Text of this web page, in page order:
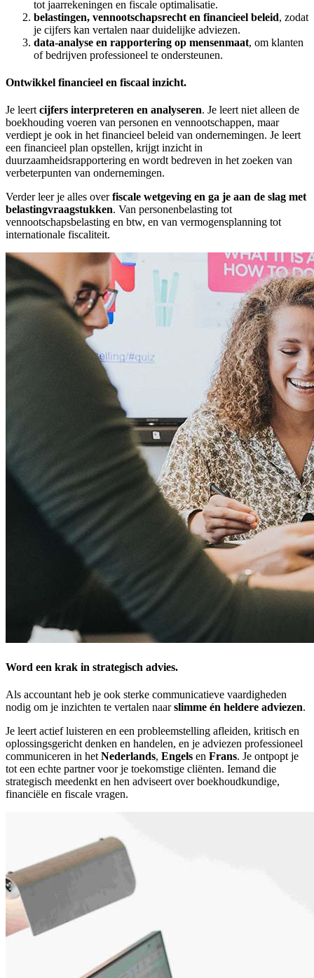
tot jaarrekeningen en fiscale optimalisatie.
belastingen, vennootschapsrecht en financieel beleid, zodat
je cijfers kan vertalen naar duidelijke adviezen.
data-analyse en rapportering op mensenmaat, om klanten
of bedrijven professioneel te ondersteunen.
Ontwikkel financieel en fiscaal inzicht.
Je leert cijfers interpreteren en analyseren. Je leert niet alleen de
boekhouding voeren van personen en vennootschappen, maar
verdiept je ook in het financieel beleid van ondernemingen. Je leert
een financieel plan opstellen, krijgt inzicht in
duurzaamheidsrapportering en wordt bedreven in het zoeken van
verbeterpunten van ondernemingen.
Verder leer je alles overfiscale wetgeving en ga je aan de slag met
belastingvraagstukken. Van personenbelasting tot
vennootschapsbelasting en btw, en van vermogensplanning tot
internationale fiscaliteit.
Word een krak in strategisch advies.
Als accountant heb je ook sterke communicatieve vaardigheden
nodig om je inzichten te vertalen naarslimme én heldere adviezen.
Je leert actief luisteren en een probleemstelling afleiden, kritisch en
oplossingsgericht denken en handelen, en je adviezen professioneel
communiceren in het Nederlands, Engels en Frans. Je ontpopt je
tot een echte partner voor je toekomstige cliënten. Iemand die
strategisch meedenkt en hen adviseert over boekhoudkundige,
financiële en fiscale vragen.